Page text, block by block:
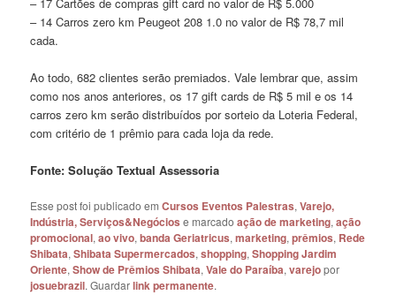
– 14 Carros zero km Peugeot 208 1.0 no valor de R$ 78,7 mil
cada.
Ao todo, 682 clientes serão premiados. Vale lembrar que, assim
como nos anos anteriores, os 17 gift cards de R$ 5 mil e os 14
carros zero km serão distribuídos por sorteio da Loteria Federal,
com critério de 1 prêmio para cada loja da rede.
Fonte: Solução Textual Assessoria
Esse post foi publicado emCursos Eventos Palestras,Varejo,
Indústria, Serviços&Negócios e marcadoação de marketing,ação
promocional,ao vivo,banda Geriatricus,marketing,prêmios, Rede
Shibata,Shibata Supermercados,shopping,Shopping Jardim
Oriente,Show de Prêmios Shibata,Vale do Paraíba,varejopor
josuebrazil. Guardarlink permanente.